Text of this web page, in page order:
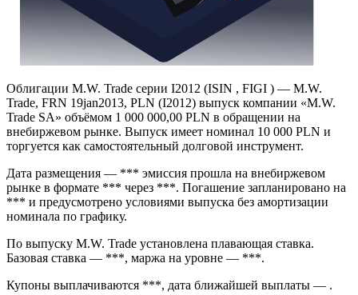
Облигации M.W. Trade серии I2012 (ISIN , FIGI ) — M.W.
Trade, FRN 19jan2013, PLN (I2012) выпуск компании «M.W.
Trade SA» объёмом 1 000 000,00 PLN в обращении на
внебиржевом рынке. Выпуск имеет номинал 10 000 PLN и
торгуется как самостоятельный долговой инструмент.
Дата размещения — *** эмиссия прошла на внебиржевом
рынке в формате *** через ***. Погашение запланировано на
*** и предусмотрено условиями выпуска без амортизации
номинала по графику.
По выпуску M.W. Trade установлена плавающая ставка.
Базовая ставка — ***, маржа на уровне — ***.
Купоны выплачиваются ***, дата ближайшей выплаты — .